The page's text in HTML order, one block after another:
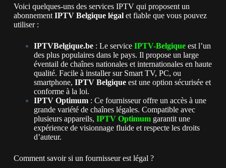
Voici quelques-uns des services IPTV qui proposent un
abonnement IPTV Belgique légalet fiable que vous pouvez
utiliser :
IPTVBelgique.be: Le service IPTV-Belgiqueest l’un
des plus populaires dans le pays. Il propose un large
éventail de chaînes nationales et internationales en haute
qualité. Facile à installer sur Smart TV, PC, ou
smartphone, IPTV Belgiqueest une option sécurisée et
conforme à la loi.
IPTV Optimum: Ce fournisseur offre un accès à une
grande variété de chaînes légales. Compatible avec
plusieurs appareils, IPTV Optimumgarantit une
expérience de visionnage fluide et respecte les droits
d’auteur.
Comment savoir si un fournisseur est légal ?